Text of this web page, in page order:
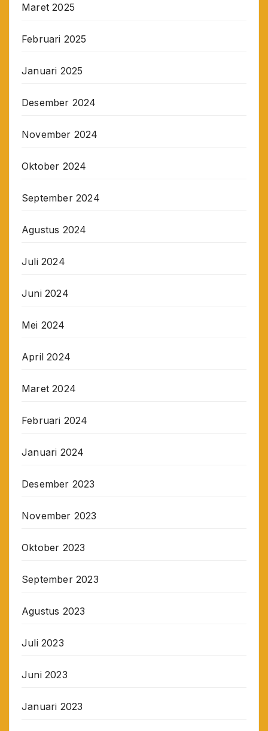
Maret 2025
Februari 2025
Januari 2025
Desember 2024
November 2024
Oktober 2024
September 2024
Agustus 2024
Juli 2024
Juni 2024
Mei 2024
April 2024
Maret 2024
Februari 2024
Januari 2024
Desember 2023
November 2023
Oktober 2023
September 2023
Agustus 2023
Juli 2023
Juni 2023
Januari 2023